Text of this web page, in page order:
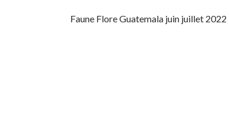
Faune Flore Guatemala juin juillet 2022